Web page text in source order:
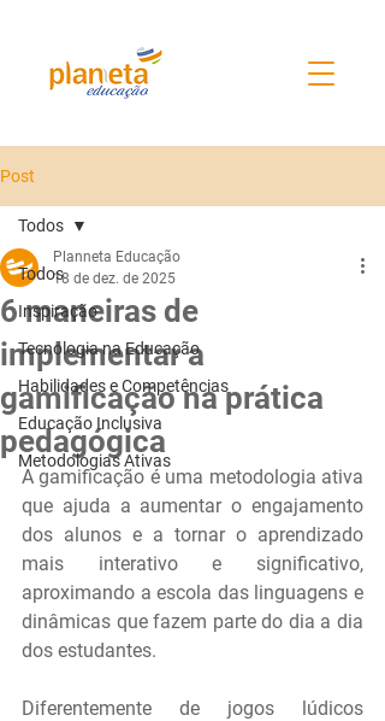
Post
Todos
Inspiração
Tecnologia na Educação
Habilidades e Competências
Educação Inclusiva
Metodologias Ativas
Todos
6 maneiras de
implementar a
gamificação na prática
pedagógica
Planneta Educação
18 de dez. de 2025
A gamificação é uma metodologia ativa
que ajuda a aumentar o engajamento
dos alunos e a tornar o aprendizado
mais interativo e significativo,
aproximando a escola das linguagens e
dinâmicas que fazem parte do dia a dia
dos estudantes.
Diferentemente de jogos lúdicos